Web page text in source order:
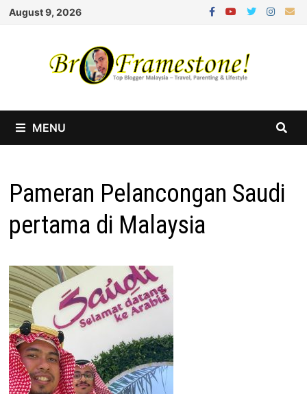
Skip
August 9, 2026
MENU
Pameran Pelancongan Saudi
pertama di Malaysia